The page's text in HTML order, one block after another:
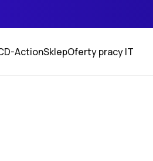
ActionSklepOferty pracy IT